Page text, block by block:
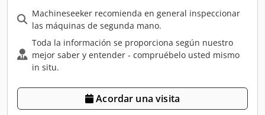
Machineseeker recomienda en general inspeccionar
las máquinas de segunda mano.
Toda la información se proporciona según nuestro
mejor saber y entender - compruébelo usted mismo
in situ.
Acordar una visita